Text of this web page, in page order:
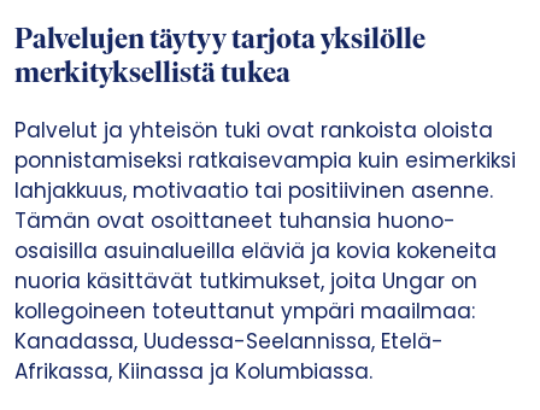
Palvelujen täytyy tarjota yksilölle
merkityksellistä tukea
Palvelut ja yhteisön tuki ovat rankoista oloista
ponnistamiseksi ratkaisevampia kuin esimerkiksi
lahjakkuus, motivaatio tai positiivinen asenne.
Tämän ovat osoittaneet tuhansia huono-
osaisilla asuinalueilla eläviä ja kovia kokeneita
nuoria käsittävät tutkimukset, joita Ungar on
kollegoineen toteuttanut ympäri maailmaa:
Kanadassa, Uudessa-Seelannissa, Etelä-
Afrikassa, Kiinassa ja Kolumbiassa.